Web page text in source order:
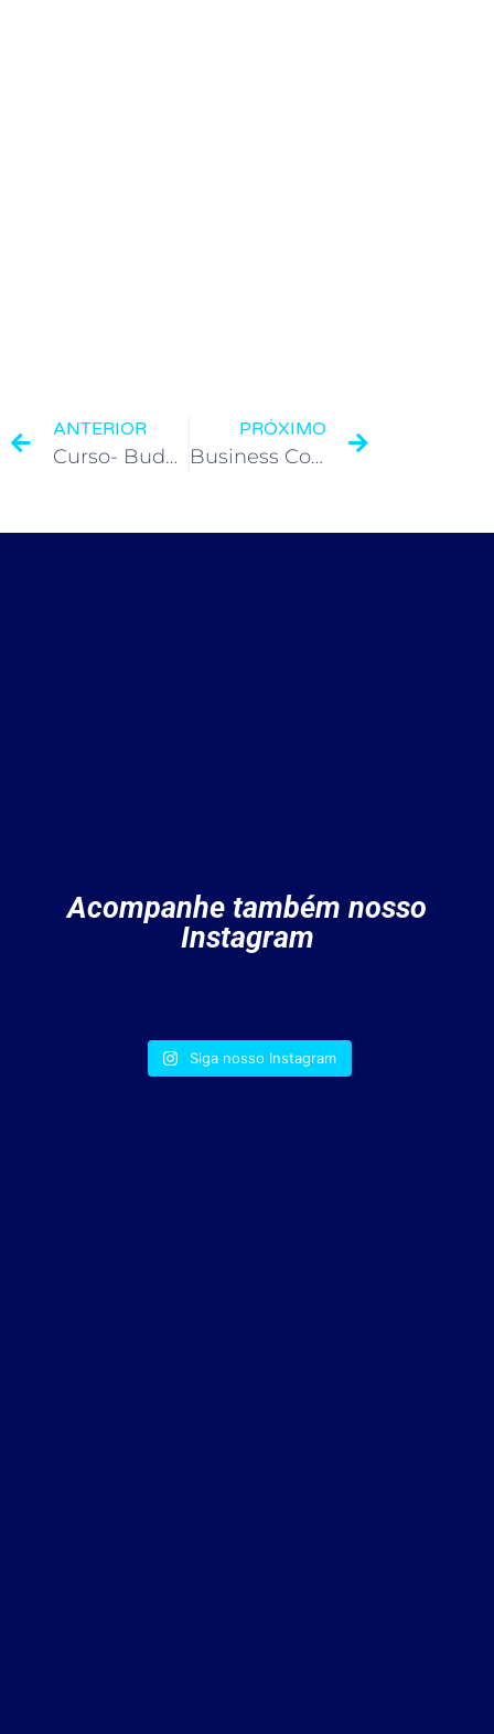
ANTERIOR
Curso- Budget De Marketing- Curitiba
PRÓXIMO
Business Connect- AMEX
Acompanhe também nosso
Instagram
Siga nosso Instagram